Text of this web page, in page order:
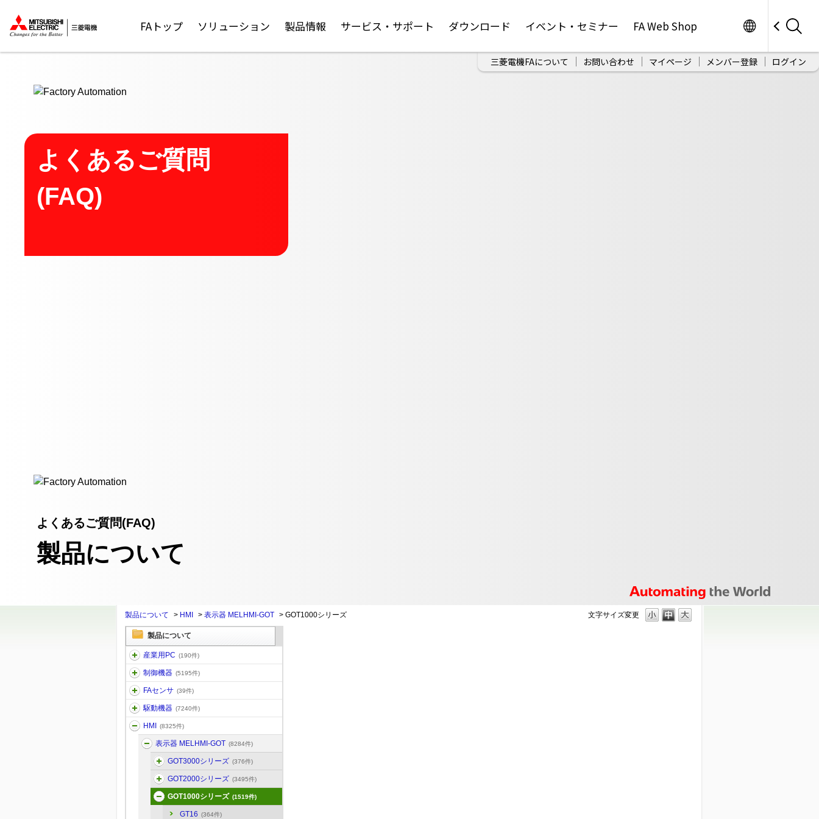
FAトップ ソリューション 製品情報 サービス・サポート ダウンロード イベント・セミナー FA Web Shop
三菱電機FAについて お問い合わせ マイページ メンバー登録 ログイン
よくあるご質問
(FAQ)
よくあるご質問(FAQ)
製品について
文字サイズ変更
製品について > HMI > 表示器 MELHMI-GOT > GOT1000シリーズ
製品について
産業用PC (190件)
制御機器 (5195件)
FAセンサ (39件)
駆動機器 (7240件)
HMI (8325件)
表示器 MELHMI-GOT (8284件)
GOT3000シリーズ (376件)
GOT2000シリーズ (3495件)
GOT1000シリーズ (1519件)
GT16 (364件)